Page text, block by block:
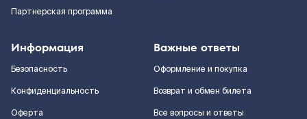
Партнерская программа
Информация
Безопасность
Конфиденциальность
Оферта
Важные ответы
Оформление и покупка
Возврат и обмен билета
Все вопросы и ответы